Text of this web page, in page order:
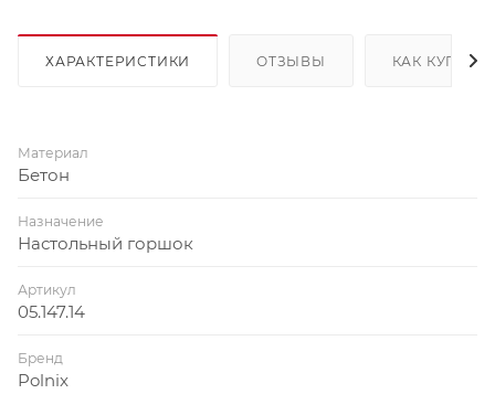
ХАРАКТЕРИСТИКИ ОТЗЫВЫ КАК КУПИТЬ
Материал
Бетон
Назначение
Настольный горшок
Артикул
05.147.14
Бренд
Polnix